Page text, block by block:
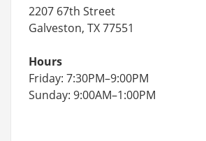
2207 67th Street
Galveston, TX 77551
Hours
Friday: 7:30PM–9:00PM
Sunday: 9:00AM–1:00PM